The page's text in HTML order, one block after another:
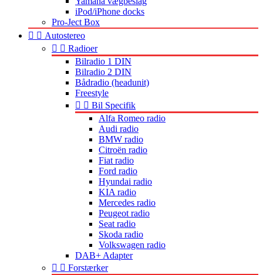
iPod/iPhone docks
Pro-Ject Box
  Autostereo
  Radioer
Bilradio 1 DIN
Bilradio 2 DIN
Bådradio (headunit)
Freestyle
  Bil Specifik
Alfa Romeo radio
Audi radio
BMW radio
Citroën radio
Fiat radio
Ford radio
Hyundai radio
KIA radio
Mercedes radio
Peugeot radio
Seat radio
Skoda radio
Volkswagen radio
DAB+ Adapter
  Forstærker